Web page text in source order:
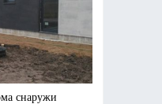
снаружи